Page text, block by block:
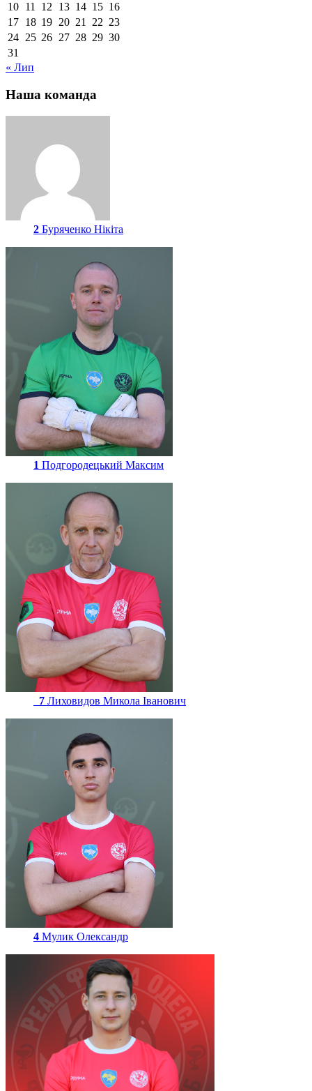
10 11 12 13 14 15 16
17 18 19 20 21 22 23
24 25 26 27 28 29 30
31
« Лип
Наша команда
2 Буряченко Нікіта
1 Подгородецький Максим
7 Лиховидов Микола Іванович
4 Мулик Олександр